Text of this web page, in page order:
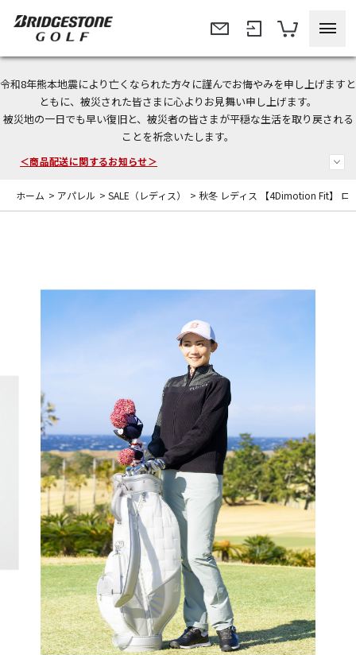
令和8年熊本地震により亡くなられた方々に謹んでお悔やみを申し上げますと
ともに、被災された皆さまに心よりお見舞い申し上げます。
被災地の一日でも早い復旧と、被災者の皆さまが平穏な生活を取り戻される
ことを祈念いたします。
＜夏季休暇中のご注文・発送・お問い合わせ＞
今なら新規会員登録で1,000円OFFクーポンプレゼント！
＜商品配送に関するお知らせ＞
ホーム > アパレル > SALE（レディス） > 秋冬 レディス 【4Dimotion Fit】 ロ